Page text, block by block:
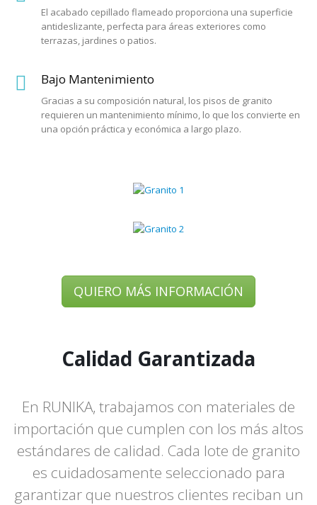
El acabado cepillado flameado proporciona una superficie
antideslizante, perfecta para áreas exteriores como
terrazas, jardines o patios.
Bajo Mantenimiento
Gracias a su composición natural, los pisos de granito
requieren un mantenimiento mínimo, lo que los convierte en
una opción práctica y económica a largo plazo.
QUIERO MÁS INFORMACIÓN
Calidad Garantizada
En RUNIKA, trabajamos con materiales de
importación que cumplen con los más altos
estándares de calidad. Cada lote de granito
es cuidadosamente seleccionado para
garantizar que nuestros clientes reciban un